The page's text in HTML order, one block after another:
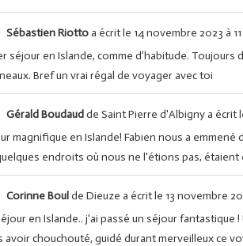
Sébastien Riottoa écrit le 14 novembre 2023 à
séjour en Islande, comme d’habitude.
Bref un vrai régal de voyager avec toi
Gérald Boudaud de Saint Pierre d'Albignya écrit
magnifique en Islande! Fabien nous a
endroits où nous ne l'étions pas, étaient
Corinne Boul de Dieuze a écrit le 13 novembre
en Islande.. j'ai passé un séjour fantastique
avoir chouchouté, guidé durant merveilleux ce